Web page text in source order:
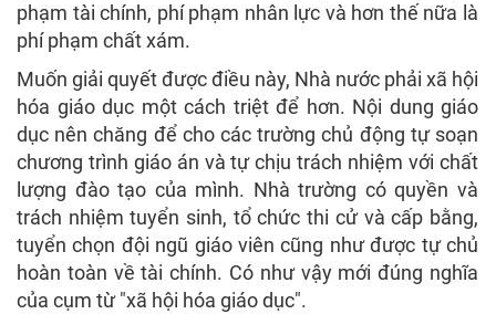
phạm tài chính, phí phạm nhân lực và hơn thế nữa là
phí phạm chất xám.
Muốn giải quyết được điều này, Nhà nước phải xã hội
hóa giáo dục một cách triệt để hơn. Nội dung giáo
dục nên chăng để cho các trường chủ động tự soạn
chương trình giáo án và tự chịu trách nhiệm với chất
lượng đào tạo của mình. Nhà trường có quyền và
trách nhiệm tuyển sinh, tổ chức thi cử và cấp bằng,
tuyển chọn đội ngũ giáo viên cũng như được tự chủ
hoàn toàn về tài chính. Có như vậy mới đúng nghĩa
của cụm từ "xã hội hóa giáo dục".